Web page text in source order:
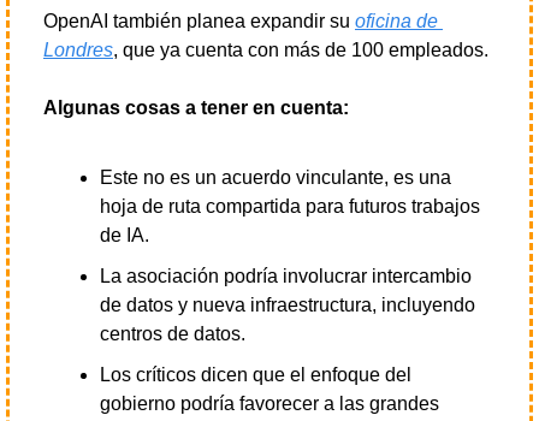
OpenAI también planea expandir su oficina de
Londres, que ya cuenta con más de 100 empleados.
Algunas cosas a tener en cuenta:
Este no es un acuerdo vinculante, es una
hoja de ruta compartida para futuros trabajos
de IA.
La asociación podría involucrar intercambio
de datos y nueva infraestructura, incluyendo
centros de datos.
Los críticos dicen que el enfoque del
gobierno podría favorecer a las grandes